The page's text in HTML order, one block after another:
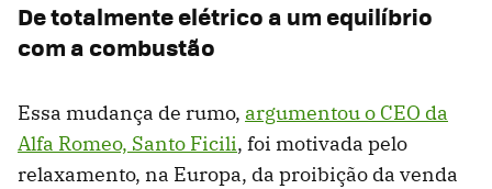
De totalmente elétrico a um equilíbrio
com a combustão
Essa mudança de rumo, argumentou o CEO da
Alfa Romeo, Santo Ficili, foi motivada pelo
relaxamento, na Europa, da proibição da venda